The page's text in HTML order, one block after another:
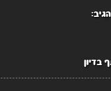
הגיב: